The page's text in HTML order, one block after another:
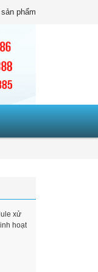
sản phẩm
xử
hoạt